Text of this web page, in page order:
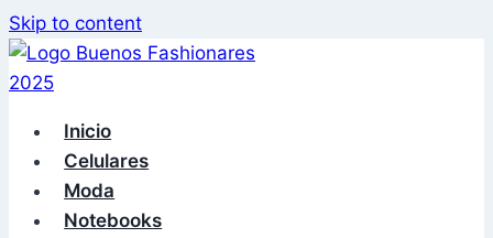
Skip to content
Inicio
Celulares
Moda
Notebooks